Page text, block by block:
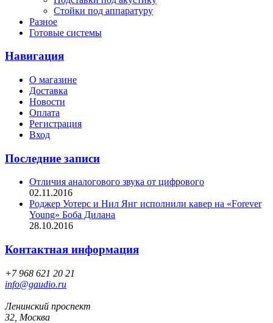
Стойки под аппаратуру
Разное
Готовые системы
Навигация
О магазине
Доставка
Новости
Оплата
Регистрация
Вход
Последние записи
Отличия аналогового звука от цифрового
02.11.2016
Роджер Уотерс и Нил Янг исполнили кавер на «Forever
Young» Боба Дилана
28.10.2016
Контактная информация
+7 968 621 20 21
info@gaudio.ru
Ленинский проспект
32, Москва